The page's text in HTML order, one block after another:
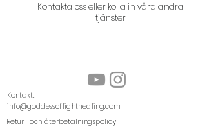
Kontakta oss eller kolla in våra andra
tjänster
Kontakt:
info@goddessoflighthealing.com
Retur- och återbetalningspolicy